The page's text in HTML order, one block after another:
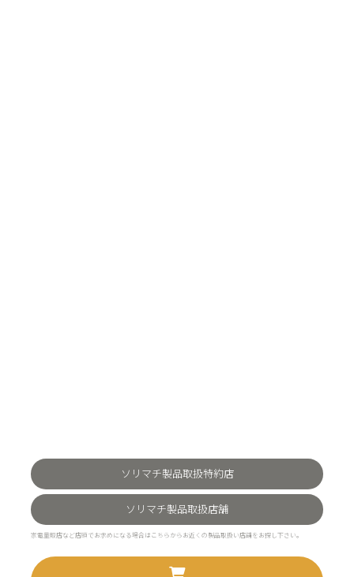
ソリマチ製品取扱特約店
ソリマチ製品取扱店舗
家電量販店など店頭でお求めになる場合はこちらからお近くの製品取扱い店舗をお探し下さい。